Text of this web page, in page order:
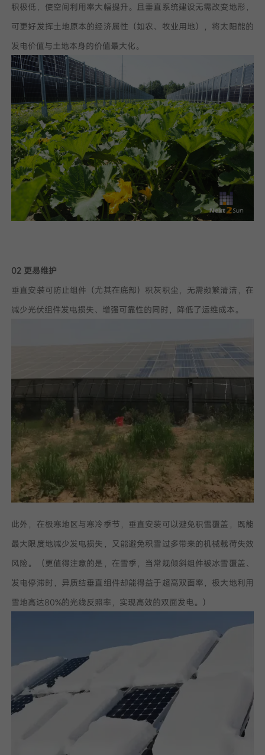
积极低，使空间利用率大幅提升。且垂直系统建设无需改变地形，
可更好发挥土地原本的经济属性（如农、牧业用地），将太阳能的
发电价值与土地本身的价值最大化。
02 更易维护
垂直安装可防止组件（尤其在底部）积灰积尘，无需频繁清洁，在
减少光伏组件发电损失、增强可靠性的同时，降低了运维成本。
此外，在极寒地区与寒冷季节，垂直安装可以避免积雪覆盖，既能
最大限度地减少发电损失，又能避免积雪过多带来的机械载荷失效
风险。（更值得注意的是，在雪季，当常规倾斜组件被冰雪覆盖、
发电停滞时，异质结垂直组件却能得益于超高双面率，极大地利用
雪地高达80%的光线反照率，实现高效的双面发电。）